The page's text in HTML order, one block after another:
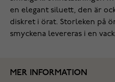
en elegant siluett, den är
diskret i örat. Storleken på
smyckena levereras i en
MER INFORMATION